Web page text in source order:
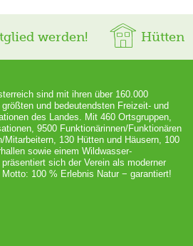
werden! Hütten
sind mit ihren über 160.000
und bedeutendsten Freizeit- und
des Landes. Mit 460 Ortsgruppen,
9500 Funktionärinnen/Funktionären
Mitarbeitern, 130 Hütten und Häusern, 100
sowie einem Wildwasser-
sich der Verein als moderner
100 % Erlebnis Natur − garantiert!